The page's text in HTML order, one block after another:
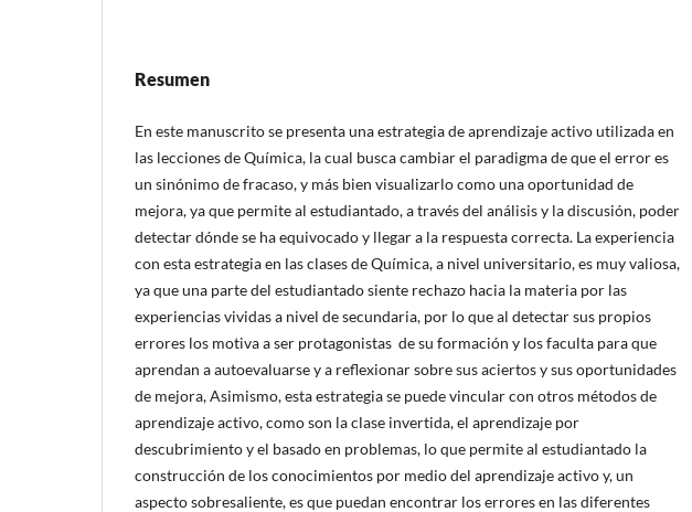
Resumen
En este manuscrito se presenta una estrategia de aprendizaje activo utilizada en
las lecciones de Química, la cual busca cambiar el paradigma de que el error es
un sinónimo de fracaso, y más bien visualizarlo como una oportunidad de
mejora, ya que permite al estudiantado, a través del análisis y la discusión, poder
detectar dónde se ha equivocado y llegar a la respuesta correcta. La experiencia
con esta estrategia en las clases de Química, a nivel universitario, es muy valiosa,
ya que una parte del estudiantado siente rechazo hacia la materia por las
experiencias vividas a nivel de secundaria, por lo que al detectar sus propios
errores los motiva a ser protagonistas de su formación y los faculta para que
aprendan a autoevaluarse y a reflexionar sobre sus aciertos y sus oportunidades
de mejora, Asimismo, esta estrategia se puede vincular con otros métodos de
aprendizaje activo, como son la clase invertida, el aprendizaje por
descubrimiento y el basado en problemas, lo que permite al estudiantado la
construcción de los conocimientos por medio del aprendizaje activo y, un
aspecto sobresaliente, es que puedan encontrar los errores en las diferentes